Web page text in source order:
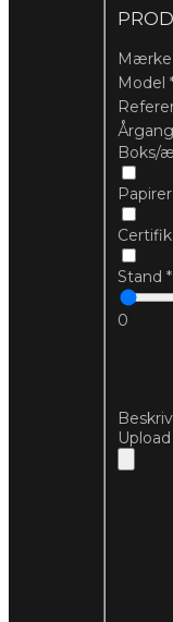
Mærke
Model
Årgang
Boks/
Papirer
Stand *
0